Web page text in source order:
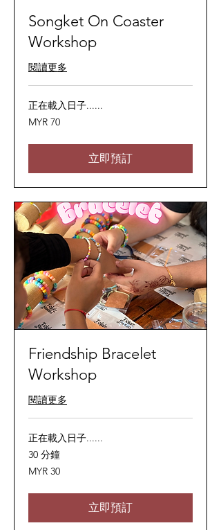
Songket On Coaster
Workshop
閱讀更多
正在載入日子......
70
马
西
吉
MYR 70
立即預訂
Friendship Bracelet
Workshop
閱讀更多
正在載入日子......
30 分鐘
30
马
西
吉
MYR 30
立即預訂